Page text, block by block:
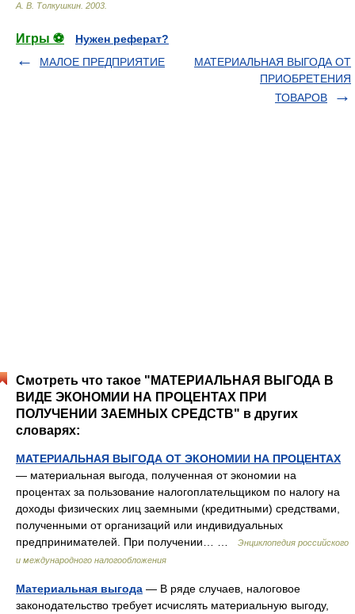
А. В. Толкушкин 2003
Игры ⚽
Нужен реферат?
МАЛОЕ ПРЕДПРИЯТИЕ
МАТЕРИАЛЬНАЯ ВЫГОДА ОТ
ПРИОБРЕТЕНИЯ
ТОВАРОВ
Смотреть что такое "МАТЕРИАЛЬНАЯ ВЫГОДА В
ВИДЕ ЭКОНОМИИ НА ПРОЦЕНТАХ ПРИ
ПОЛУЧЕНИИ ЗАЕМНЫХ СРЕДСТВ" в других
словарях:
МАТЕРИАЛЬНАЯ ВЫГОДА ОТ ЭКОНОМИИ НА ПРОЦЕНТАХ
— материальная выгода, полученная от экономии на
процентах за пользование налогоплательщиком по налогу на
доходы физических лиц заемными (кредитными) средствами,
полученными от организаций или индивидуальных
предпринимателей. При получении… …
Энциклопедия российского
и международного налогообложения
Материальная выгода — В ряде случаев, налоговое
законодательство требует исчислять материальную выгоду,